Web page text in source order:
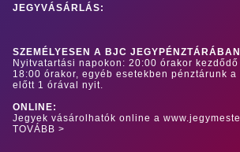
JEGYVÁSÁRLÁS:
SZEMÉLYESEN A BJC
Nyitvatartási napokon: 20:00 órakor
18:00 órakor, egyéb esetekben pénztárunk a
előtt 1 órával nyit.
ONLINE:
Jegyek vásárolhatók online a
TOVÁBB >